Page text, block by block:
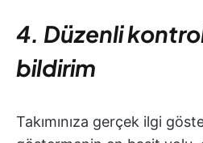
4. Düzenli
bildirim
Takımınıza gerçek ilgi